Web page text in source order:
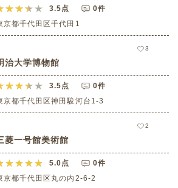
3.5点
0件
京都千代田区千代田1
3
治大学博物館
3.5点
0件
京都千代田区神田駿河台1-3
2
菱一号館美術館
5.0点
0件
京都千代田区丸の内2-6-2